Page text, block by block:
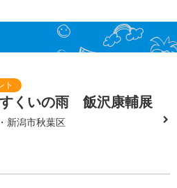
くいの雨 飯沢康輔展
新潟市秋葉区